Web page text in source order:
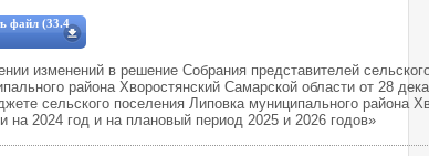
файл (33.4
изменений в решение Собрания представителей
района Хворостянский Самарской области от 28
сельского поселения Липовка муниципального района
на 2024 год и на плановый период 2025 и 2026 годов»